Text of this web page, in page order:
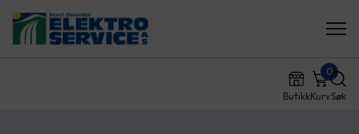
ButikkKurv
0
Søk